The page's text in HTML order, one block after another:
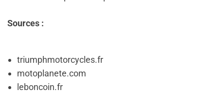
Sources :
triumphmotorcycles.fr
motoplanete.com
leboncoin.fr